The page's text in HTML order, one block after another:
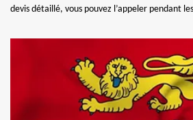
devis détaillé, vous pouvez l’appeler pendant